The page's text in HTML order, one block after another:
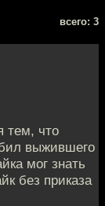
всего: 3
тем, что
выжившего
мог знать
без приказа